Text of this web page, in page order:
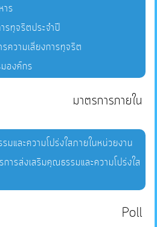
ร
รทุจริตประจำปี
ความเสี่ยงการทุจริต
องค์กร
มาตรการภายใน
มและความโปร่งใสภายในหน่วยงาน
ารส่งเสริมคุณธรรมและความโปร่งใส
Poll